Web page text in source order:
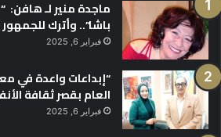
ماجدة منير لـ هافن:
باشا”.. وأترك
فبراير 6, 2025
“إبداعات واعدة في
العام بقصر ثقافة
فبراير 6, 2025